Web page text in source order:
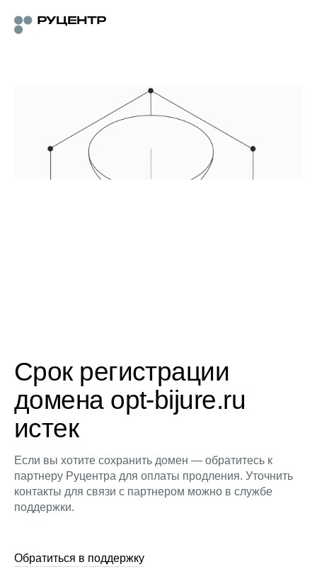
Срок регистрации
домена opt-bijure.ru
истек
Если вы хотите сохранить домен — обратитесь к
партнеру Руцентра для оплаты продления. Уточнить
контакты для связи с партнером можно в службе
поддержки.
Обратиться в поддержку